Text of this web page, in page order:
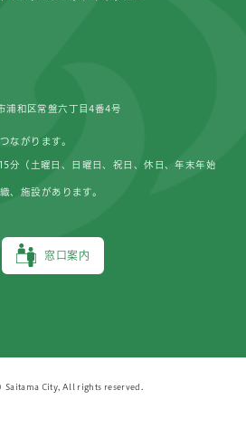
浦和区常盤六丁目4番4号
ながります。
窓口案内
分（土曜日、日曜日、祝日、休日、年末年始
、施設があります。
City, All rights reserved.